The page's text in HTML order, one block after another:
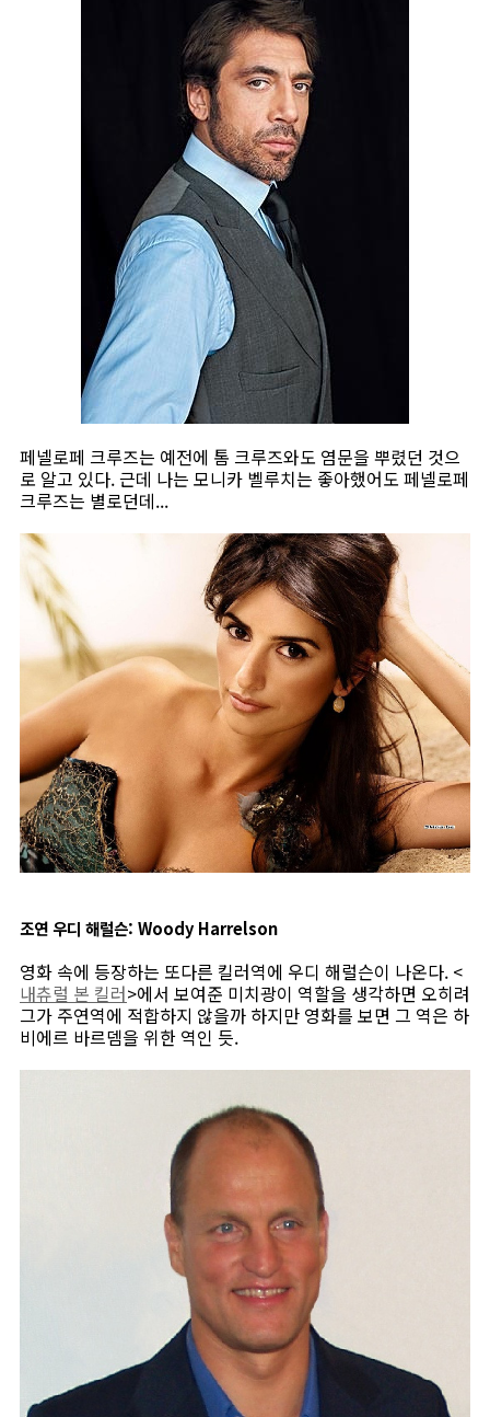
페넬로페 크루즈는 예전에 톰 크루즈와도 염문을 뿌렸던 것으
로 알고 있다. 근데 나는 모니카 벨루치는 좋아했어도 페넬로페
크루즈는 별로던데...
조연 우디 해럴슨: Woody Harrelson
영화 속에 등장하는 또다른 킬러역에 우디 해럴슨이 나온다. <
내츄럴 본 킬러>에서 보여준 미치광이 역할을 생각하면 오히려
그가 주연역에 적합하지 않을까 하지만 영화를 보면 그 역은 하
비에르 바르뎀을 위한 역인 듯.